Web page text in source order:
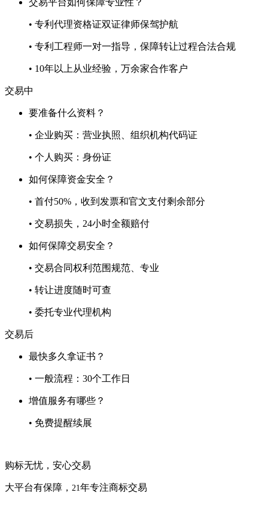
交易平台如何保障专业性？
• 专利代理资格证双证律师保驾护航
• 专利工程师一对一指导，保障转让过程合法合规
• 10年以上从业经验，万余家合作客户
交易中
要准备什么资料？
• 企业购买：营业执照、组织机构代码证
• 个人购买：身份证
如何保障资金安全？
• 首付50%，收到发票和官文支付剩余部分
• 交易损失，24小时全额赔付
如何保障交易安全？
• 交易合同权利范围规范、专业
• 转让进度随时可查
• 委托专业代理机构
交易后
最快多久拿证书？
• 一般流程：30个工作日
增值服务有哪些？
• 免费提醒续展
购标无忧，安心交易
大平台有保障， 21 年专注商标交易